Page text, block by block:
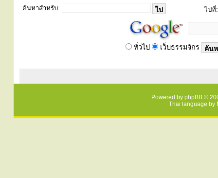
ค้นหาสำหรับ: ไปที่:
ทั่วไป เว็บธรรมจักร
Powered by phpBB ©
Thai language by